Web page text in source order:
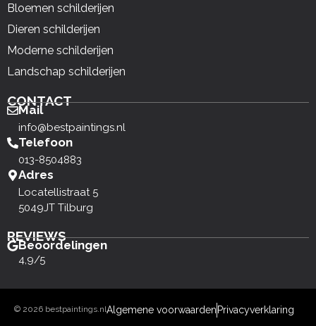
Bloemen schilderijen
Dieren schilderijen
Moderne schilderijen
Landschap schilderijen
CONTACT
Mail
info@bestpaintings.nl
Telefoon
013-8504883
Adres
Locatellistraat 5
5049JT Tilburg
REVIEWS
Beoordelingen
4,9/5
© 2026 bestpaintings.nlAlgemene voorwaarden Privacyverklaring